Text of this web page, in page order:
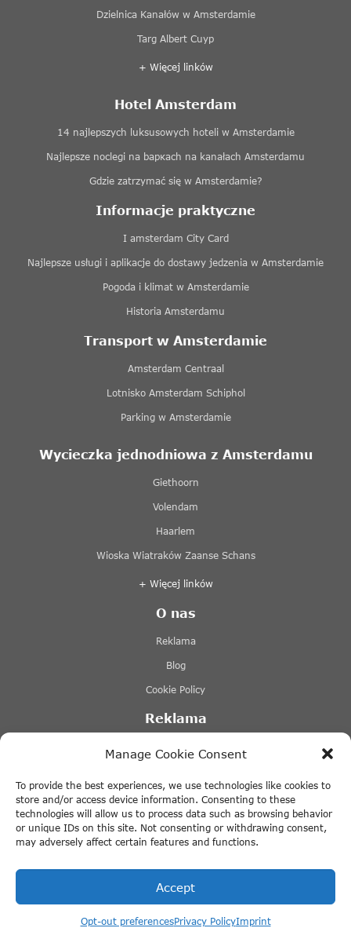
Manage Cookie Consent
To provide the best experiences, we use technologies like cookies to
store and/or access device information. Consenting to these
technologies will allow us to process data such as browsing behavior
or unique IDs on this site. Not consenting or withdrawing consent,
may adversely affect certain features and functions.
Accept
Opt-out preferencesPrivacy PolicyImprint
Kup bilety ze zniżką online na
Dzielnica Kanałów w Amsterdamie
Targ Albert Cuyp
+ Więcej linków
Hotel Amsterdam
14 najlepszych luksusowych hoteli w Amsterdamie
Najlepsze noclegi na baркach na kanałach Amsterdamu
Gdzie zatrzymać się w Amsterdamie?
Informacje praktyczne
I amsterdam City Card
Najlepsze usługi i aplikacje do dostawy jedzenia w Amsterdamie
Pogoda i klimat w Amsterdamie
Historia Amsterdamu
Transport w Amsterdamie
Amsterdam Centraal
Lotnisko Amsterdam Schiphol
Parking w Amsterdamie
Wycieczka jednodniowa z Amsterdamu
Giethoorn
Volendam
Haarlem
Wioska Wiatraków Zaanse Schans
+ Więcej linków
O nas
Reklama
Blog
Cookie Policy
Reklama
Lovers Canal Cruises Amsterdam
Tours & Tickets Amsterdam
Canal Motorboats
+ Więcej linków
© 2026 ThingstodoinAmsterdam.com · All rights reserved